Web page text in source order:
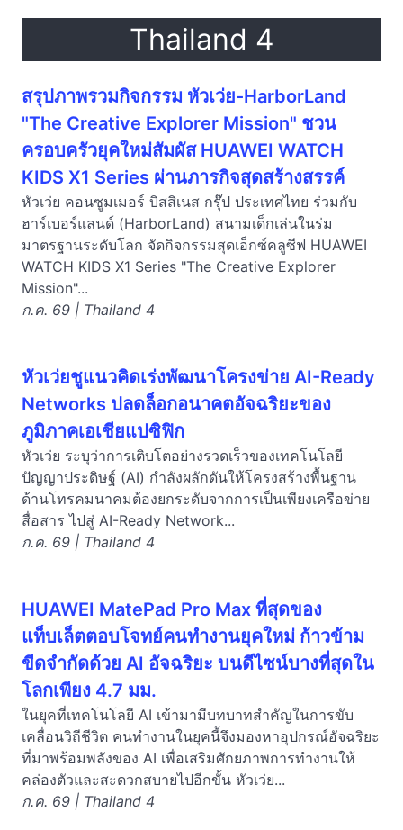
Thailand 4
สรุปภาพรวมกิจกรรม หัวเว่ย-HarborLand
"The Creative Explorer Mission" ชวน
ครอบครัวยุคใหม่สัมผัส HUAWEI WATCH
KIDS X1 Series ผ่านภารกิจสุดสร้างสรรค์
หัวเว่ย คอนซูมเมอร์ บิสสิเนส กรุ๊ป ประเทศไทย ร่วมกับ
ฮาร์เบอร์แลนด์ (HarborLand) สนามเด็กเล่นในร่ม
มาตรฐานระดับโลก จัดกิจกรรมสุดเอ็กซ์คลูซีฟ HUAWEI
WATCH KIDS X1 Series "The Creative Explorer
Mission"...
ก.ค. 69 | Thailand 4
หัวเว่ยชูแนวคิดเร่งพัฒนาโครงข่าย AI-Ready
Networks ปลดล็อกอนาคตอัจฉริยะของ
ภูมิภาคเอเชียแปซิฟิก
หัวเว่ย ระบุว่าการเติบโตอย่างรวดเร็วของเทคโนโลยี
ปัญญาประดิษฐ์ (AI) กำลังผลักดันให้โครงสร้างพื้นฐาน
ด้านโทรคมนาคมต้องยกระดับจากการเป็นเพียงเครือข่าย
สื่อสาร ไปสู่ AI-Ready Network...
ก.ค. 69 | Thailand 4
HUAWEI MatePad Pro Max ที่สุดของ
แท็บเล็ตตอบโจทย์คนทำงานยุคใหม่ ก้าวข้าม
ขีดจำกัดด้วย AI อัจฉริยะ บนดีไซน์บางที่สุดใน
โลกเพียง 4.7 มม.
ในยุคที่เทคโนโลยี AI เข้ามามีบทบาทสำคัญในการขับ
เคลื่อนวิถีชีวิต คนทำงานในยุคนี้จึงมองหาอุปกรณ์อัจฉริยะ
ที่มาพร้อมพลังของ AI เพื่อเสริมศักยภาพการทำงานให้
คล่องตัวและสะดวกสบายไปอีกขั้น หัวเว่ย...
ก.ค. 69 | Thailand 4